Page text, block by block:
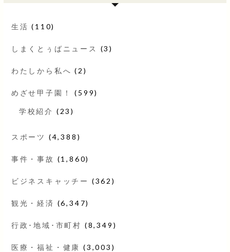
生活 (110)
しまくとぅばニュース (3)
わたしから私へ (2)
めざせ甲子園！ (599)
学校紹介 (23)
スポーツ (4,388)
事件・事故 (1,860)
ビジネスキャッチー (362)
観光・経済 (6,347)
行政･地域･市町村 (8,349)
医療・福祉・健康 (3,003)